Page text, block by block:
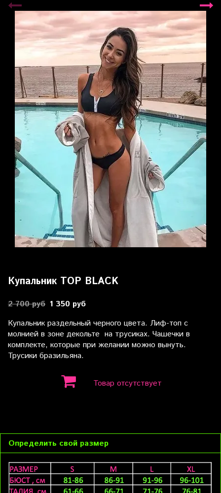
Купальник TOP BLACK
2 700 руб 1 350 руб
Купальник раздельный черного цвета. Лиф-топ с
молнией в зоне декольте на трусиках. Чашечки в
комплекте, которые при желании можно вынуть.
Трусики бразильяна.
Товар отсутствует
Определить свой размер